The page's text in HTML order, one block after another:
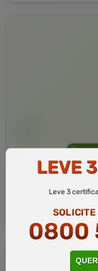
Curso
Curso Grátis de
Edição de Áudio
LEVE
Leve 3
SOLICITE
0800